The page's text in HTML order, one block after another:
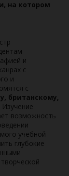
на котором
и
с
и
с
британскому,
Изучение
возможность
учебной
глубокие